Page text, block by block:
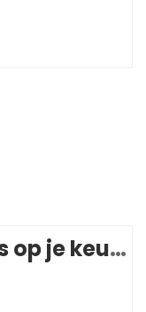
Promotiepakket ‘Trots op je keurmerk’